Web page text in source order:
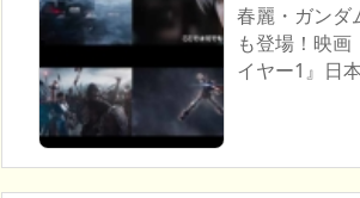
春麗・ガンダ
も登場！映画
イヤー1』日